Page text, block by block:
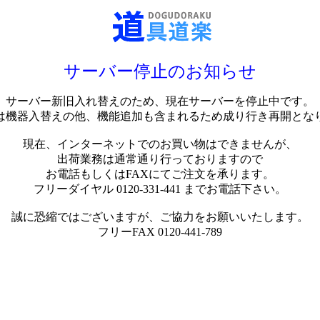
サーバー停止のお知らせ
サーバー新旧入れ替えのため、現在サーバーを停止中です。
機器入替えの他、機能追加も含まれるため成り行き再開とな
現在、インターネットでのお買い物はできませんが、
出荷業務は通常通り行っておりますので
お電話もしくはFAXにてご注文を承ります。
フリーダイヤル 0120-331-441 までお電話下さい。
誠に恐縮ではございますが、ご協力をお願いいたします。
フリーFAX 0120-441-789